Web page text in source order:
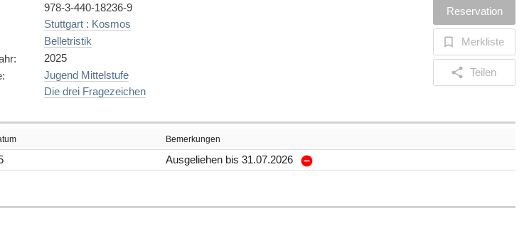
978-3-440-18236-9
Stuttgart : Kosmos
Belletristik
:
2025
:
Jugend Mittelstufe
Die drei Fragezeichen
Reservation
Merkliste
Teilen
Bemerkungen
Ausgeliehen bis 31.07.2026